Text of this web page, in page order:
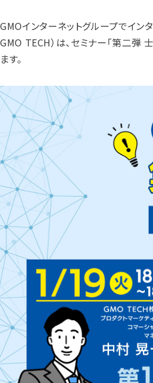
GMOインターネットグループでイ
GMO TECH）は、セミナー「第二
ます。